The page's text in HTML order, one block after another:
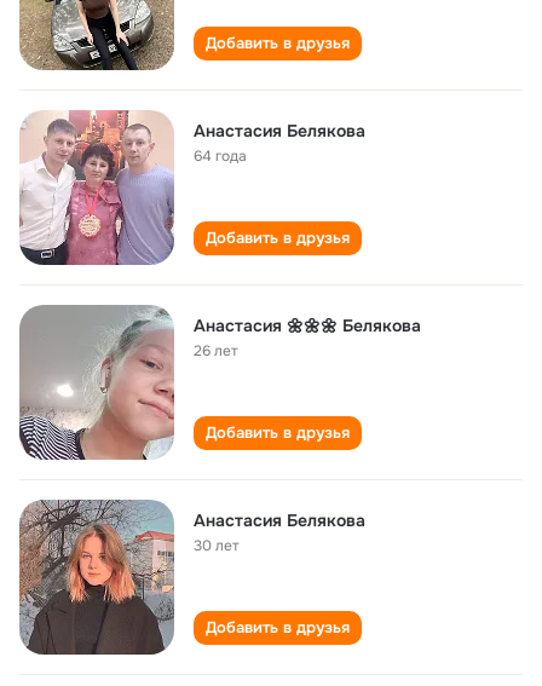
Добавить в друзья
Анастасия Белякова
64 года
Добавить в друзья
Анастасия 🌼🌼🌼 Белякова
26 лет
Добавить в друзья
Анастасия Белякова
30 лет
Добавить в друзья